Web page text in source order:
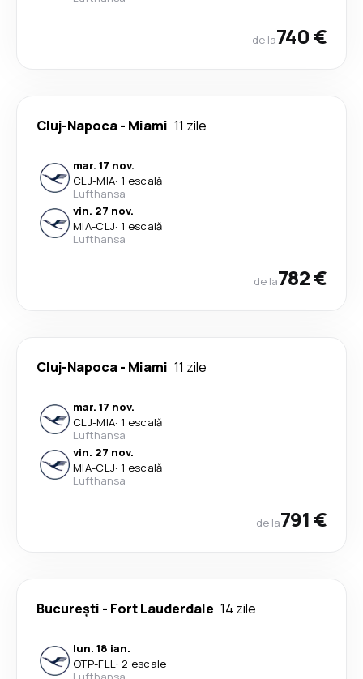
de la740 €
Cluj-Napoca- Miami 11 zile
mar. 17 nov.
CLJ-MIA· 1 escală
Lufthansa
vin. 27 nov.
MIA-CLJ· 1 escală
Lufthansa
de la782 €
Cluj-Napoca- Miami 11 zile
mar. 17 nov.
CLJ-MIA· 1 escală
Lufthansa
vin. 27 nov.
MIA-CLJ· 1 escală
Lufthansa
de la791 €
București - Fort Lauderdale 14 zile
lun. 18 ian.
OTP-FLL· 2 escale